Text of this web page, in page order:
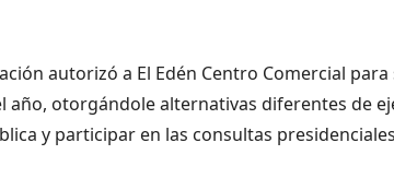
autorizó a El Edén Centro Comercial para
otorgándole alternativas diferentes de
y participar en las consultas